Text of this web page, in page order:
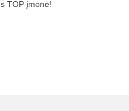
TOP įmonė!